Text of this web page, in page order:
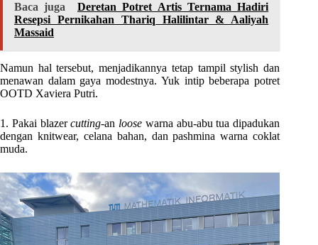
Baca juga
Deretan Potret Artis Ternama Hadiri
Resepsi Pernikahan Thariq Halilintar & Aaliyah
Massaid
Namun hal tersebut, menjadikannya tetap tampil stylish dan
menawan dalam gaya modestnya. Yuk intip beberapa potret
OOTD Xaviera Putri.
1. Pakai blazercutting-an loose warna abu-abu tua dipadukan
dengan knitwear, celana bahan, dan pashmina warna coklat
muda.